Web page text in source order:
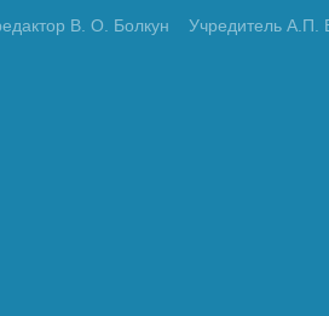
В. О. Болкун
Учредитель А.П.